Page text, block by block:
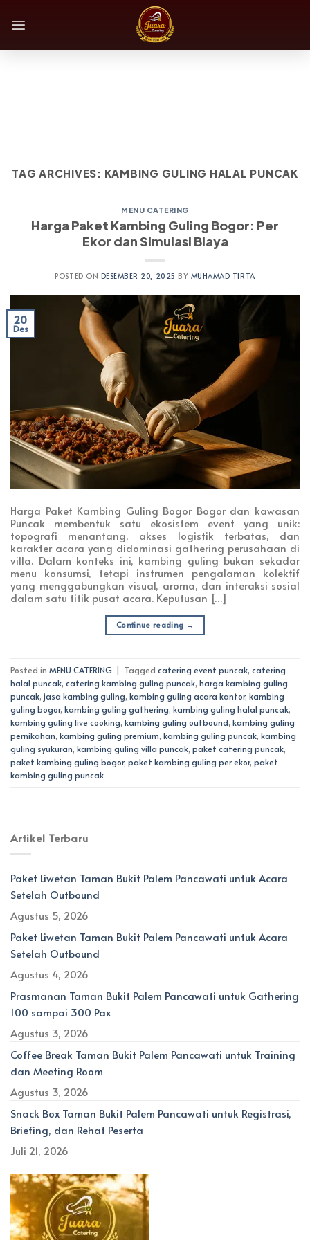
TAG ARCHIVES: KAMBING GULING HALAL PUNCAK
MENU CATERING
Harga Paket Kambing Guling Bogor: Per
Ekor dan Simulasi Biaya
POSTED ON DESEMBER 20, 2025 BY MUHAMAD TIRTA
20
Des
Harga Paket Kambing Guling Bogor Bogor dan kawasan
Puncak membentuk satu ekosistem event yang unik:
topografi menantang, akses logistik terbatas, dan
karakter acara yang didominasi gathering perusahaan di
villa. Dalam konteks ini, kambing guling bukan sekadar
menu konsumsi, tetapi instrumen pengalaman kolektif
yang menggabungkan visual, aroma, dan interaksi sosial
dalam satu titik pusat acara. Keputusan […]
Continue reading →
Posted in MENU CATERING | Tagged catering event puncak, catering
halal puncak, catering kambing guling puncak, harga kambing guling
puncak, jasa kambing guling, kambing guling acara kantor, kambing
guling bogor, kambing guling gathering, kambing guling halal puncak,
kambing guling live cooking, kambing guling outbound, kambing guling
pernikahan, kambing guling premium, kambing guling puncak, kambing
guling syukuran, kambing guling villa puncak, paket catering puncak,
paket kambing guling bogor, paket kambing guling per ekor, paket
kambing guling puncak
Artikel Terbaru
Paket Liwetan Taman Bukit Palem Pancawati untuk Acara
Setelah Outbound
Agustus 5, 2026
Paket Liwetan Taman Bukit Palem Pancawati untuk Acara
Setelah Outbound
Agustus 4, 2026
Prasmanan Taman Bukit Palem Pancawati untuk Gathering
100 sampai 300 Pax
Agustus 3, 2026
Coffee Break Taman Bukit Palem Pancawati untuk Training
dan Meeting Room
Agustus 3, 2026
Snack Box Taman Bukit Palem Pancawati untuk Registrasi,
Briefing, dan Rehat Peserta
Juli 21, 2026